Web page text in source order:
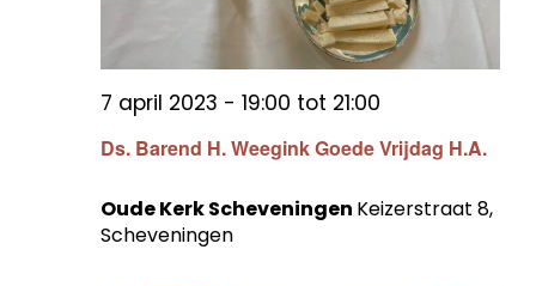
Ds. Barend H. Weegink Goede Vrijdag H.A.
7 april 2023 - 19:00 tot 21:00
Oude Kerk Scheveningen Keizerstraat 8,
Scheveningen